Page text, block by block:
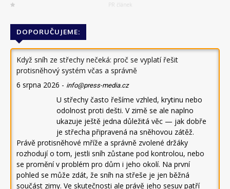
PR článek
DOPORUČUJEME:
Když sníh ze střechy nečeká: proč se vyplatí řešit
protisněhový systém včas a správně
6 srpna 2026 - info@press-media.cz
U střechy často řešíme vzhled, krytinu nebo
odolnost proti dešti. V zimě se ale naplno
ukazuje ještě jedna důležitá věc — jak dobře
je střecha připravená na sněhovou zátěž.
Právě protisněhové mříže a správně zvolené držáky
rozhodují o tom, jestli sníh zůstane pod kontrolou, nebo
se promění v problém pro dům i jeho okolí. Na první
pohled se může zdát, že sníh na střeše je jen běžná
součást zimy. Ve skutečnosti ale právě jeho sesuv patří